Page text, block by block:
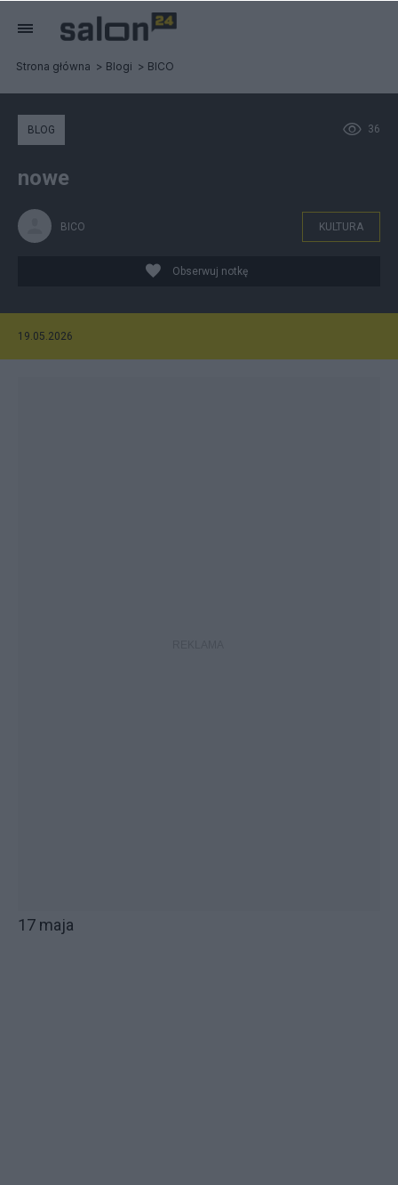
Strona główna Blogi BICO
36
BLOG
nowe
BICO KULTURA
Obserwuj notkę
19.05.2026
17 maja